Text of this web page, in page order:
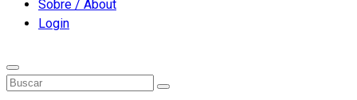
Sobre / About
Login